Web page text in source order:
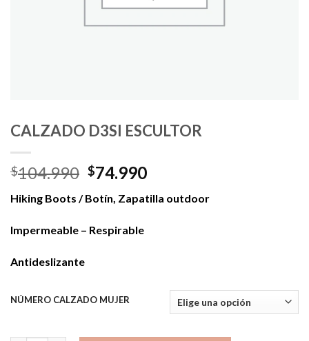
CALZADO D3SI ESCULTOR
$104.990 El
original
era:
$104.990.
$74.990El
actual
Hiking Boots / Botín, Zapatilla outdoor
Impermeable – Respirable
Antideslizante
NÚMERO CALZADO MUJER